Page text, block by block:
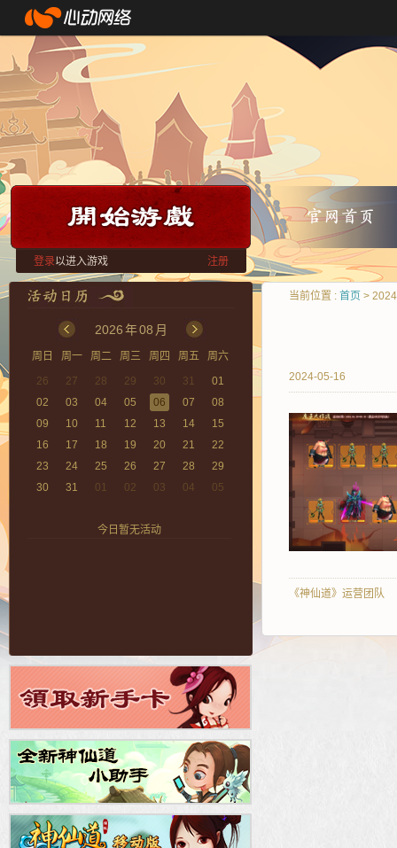
登录以进入游戏 注册
2026年08 月
周日 周一 周二 周三 周四 周五
周六
26
27 28 29 30 31
01
02
03 04 05 06 07
08
09
10 11 12 13 14
15
16
17 18 19 20 21
22
23
24 25 26 27 28
29
30
31 01 02 03 04 05
今日暂无活动
当前位置 : 首页 >
2024-05-16
《神仙道》运营团队